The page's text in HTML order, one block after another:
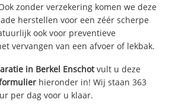
zonder verzekering komen we deze
herstellen voor een zéér scherpe
ook voor preventieve
vervangen van een afvoer of lekbak.
in Berkel Enschotvult u deze
hieronder in! Wij staan 363
per dag voor u klaar.